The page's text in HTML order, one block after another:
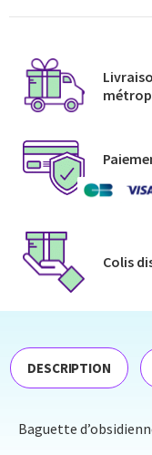
Colis
DESCRIPTION
Baguette